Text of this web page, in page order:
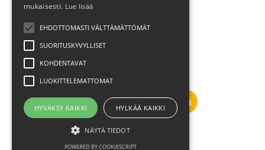
Tietosuojaseloste
Sertifikaatit
mukaisesti. Lue lisää
EHDOTTOMASTI VÄLTTÄMÄTTÖMÄT
SUORITUSKYVYLLISET
KOHDENTAVAT
LUOKITTELEMATTOMAT
HYVÄKSY KAIKKI HYLKÄÄ KAIKKI
NÄYTÄ TIEDOT
POWERED BY COOKIESCRIPT